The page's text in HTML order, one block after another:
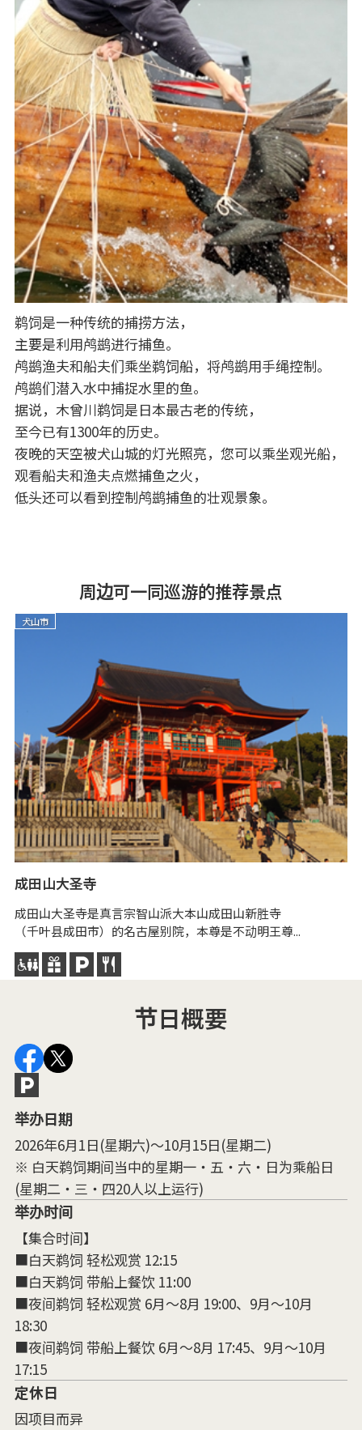
鹈饲是一种传统的捕捞方法，
主要是利用鸬鹚进行捕鱼。
鸬鹚渔夫和船夫们乘坐鹈饲船，将鸬鹚用手绳控制。
鸬鹚们潜入水中捕捉水里的鱼。
据说，木曾川鹈饲是日本最古老的传统，
至今已有1300年的历史。
夜晚的天空被犬山城的灯光照亮，您可以乘坐观光船，
观看船夫和渔夫点燃捕鱼之火，
低头还可以看到控制鸬鹚捕鱼的壮观景象。
周边可一同巡游的推荐景点
犬山市
成田山大圣寺
成田山大圣寺是真言宗智山派大本山成田山新胜寺
（千叶县成田市）的名古屋别院，本尊是不动明王尊...
节日概要
举办日期
2026年6月1日(星期六)～10月15日(星期二)
※ 白天鹈饲期间当中的星期一・五・六・日为乘船日
(星期二・三・四20人以上运行)
举办时间
【集合时间】
■白天鹈饲 轻松观赏 12:15
■白天鹈饲 带船上餐饮 11:00
■夜间鹈饲 轻松观赏 6月～8月 19:00、9月～10月
18:30
■夜间鹈饲 带船上餐饮 6月～8月 17:45、9月～10月
17:15
定休日
因项目而异